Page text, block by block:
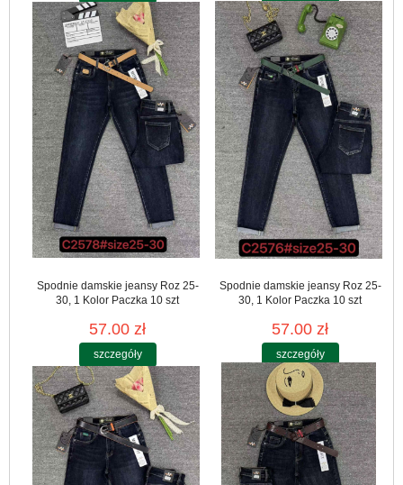
Spodnie damskie jeansy Roz 25-
30, 1 Kolor Paczka 10 szt
57.00 zł
szczegóły
Spodnie damskie jeansy Roz 25-
30, 1 Kolor Paczka 10 szt
57.00 zł
szczegóły